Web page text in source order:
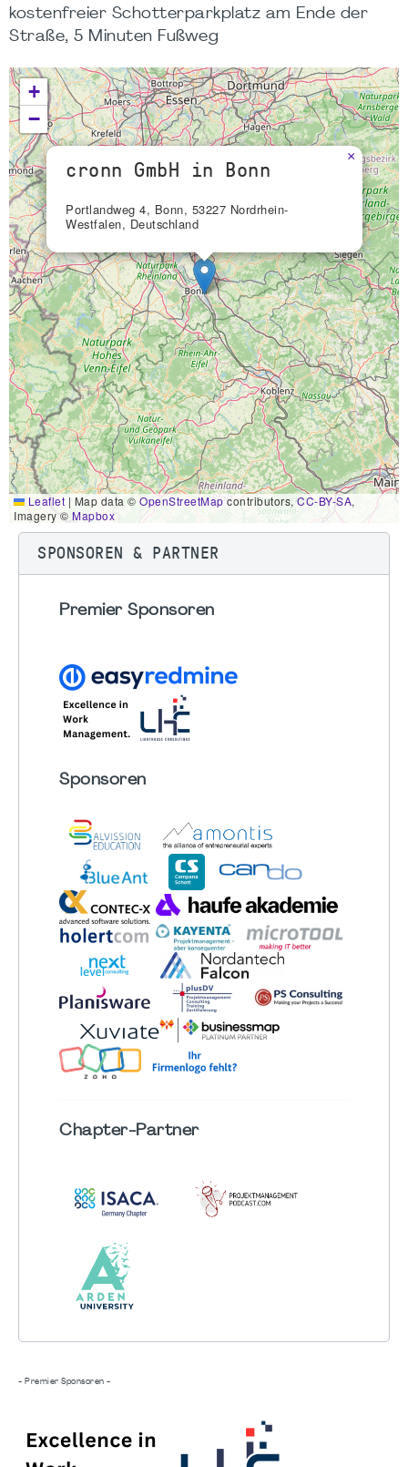
kostenfreier Schotterparkplatz am Ende der
Straße, 5 Minuten Fußweg
cronn GmbH in Bonn
Portlandweg 4, Bonn, 53227 Nordrhein-
Westfalen, Deutschland
×
+
−
Leaflet | Map data © OpenStreetMapcontributors,CC-BY-SA,
Imagery © Mapbox
SPONSOREN & PARTNER
Premier Sponsoren
Sponsoren
Chapter-Partner
- Premier Sponsoren -